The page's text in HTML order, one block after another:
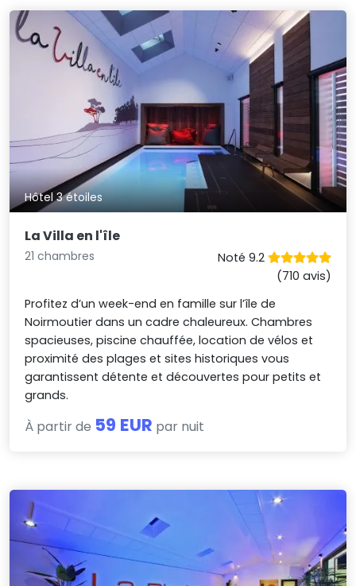
Hôtel 3 étoiles
La Villa en l'île
21 chambres
Noté 9.2
(710 avis)
Profitez d’un week-end en famille sur l’île de
Noirmoutier dans un cadre chaleureux. Chambres
spacieuses, piscine chauffée, location de vélos et
proximité des plages et sites historiques vous
garantissent détente et découvertes pour petits et
grands.
À partir de 59 EUR par nuit